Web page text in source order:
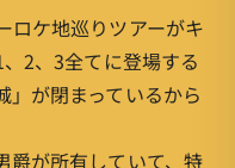
ロケ地巡りツアーがキ
2、3全てに登場する
が閉まっているから
爵が所有していて、特